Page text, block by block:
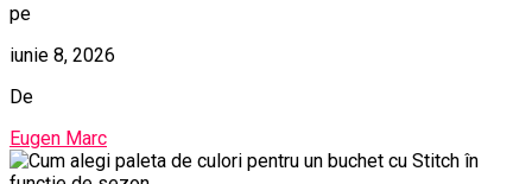
pe
iunie 8, 2026
De
Eugen Marc